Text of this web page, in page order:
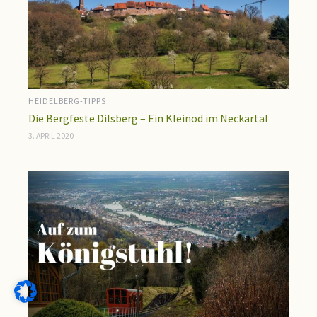
HEIDELBERG-TIPPS
Die Bergfeste Dilsberg – Ein Kleinod im Neckartal
3. APRIL 2020